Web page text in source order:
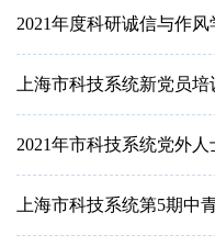
2021年市科技系统党外
上海市科技系统第5期中